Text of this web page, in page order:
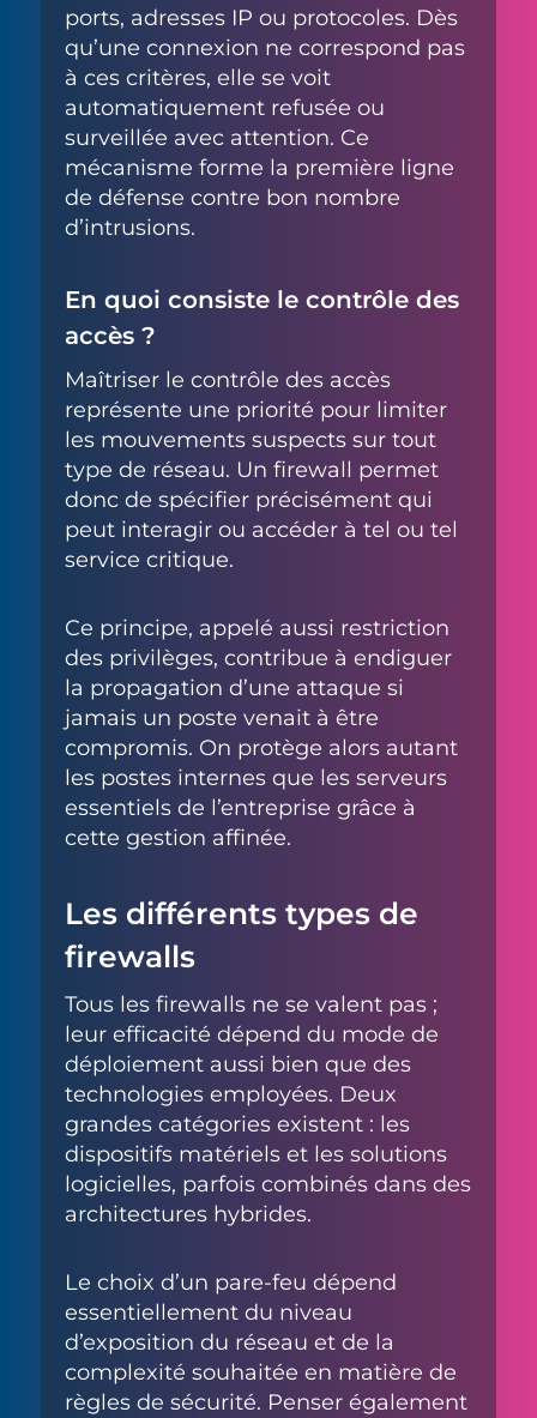
ports, adresses IP ou protocoles. Dès
qu’une connexion ne correspond pas
à ces critères, elle se voit
automatiquement refusée ou
surveillée avec attention. Ce
mécanisme forme la première ligne
de défense contre bon nombre
d’intrusions.
En quoi consiste le contrôle des
accès ?
Maîtriser le contrôle des accès
représente une priorité pour limiter
les mouvements suspects sur tout
type de réseau. Un firewall permet
donc de spécifier précisément qui
peut interagir ou accéder à tel ou tel
service critique.
Ce principe, appelé aussi restriction
des privilèges, contribue à endiguer
la propagation d’une attaque si
jamais un poste venait à être
compromis. On protège alors autant
les postes internes que les serveurs
essentiels de l’entreprise grâce à
cette gestion affinée.
Les différents types de
firewalls
Tous les firewalls ne se valent pas ;
leur efficacité dépend du mode de
déploiement aussi bien que des
technologies employées. Deux
grandes catégories existent : les
dispositifs matériels et les solutions
logicielles, parfois combinés dans des
architectures hybrides.
Le choix d’un pare-feu dépend
essentiellement du niveau
d’exposition du réseau et de la
complexité souhaitée en matière de
règles de sécurité. Penser également